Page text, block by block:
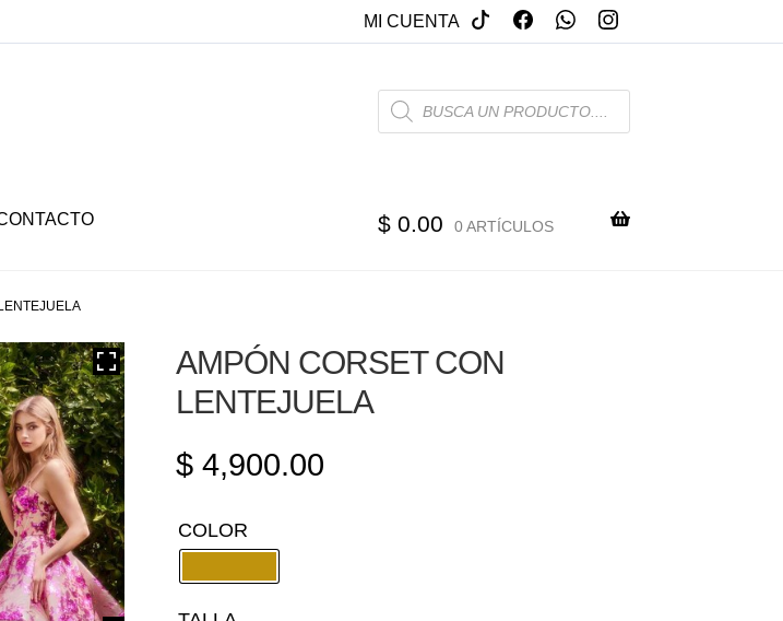
MI CUENTA
PRODUCTS
SEARCH
$0.00 0 ARTÍCULOS
AMPÓN CORSET CON
LENTEJUELA
$4,900.00
COLOR